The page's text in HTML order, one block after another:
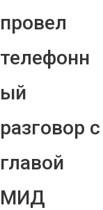
провел
телефонн
ый
разговор с
главой
МИД